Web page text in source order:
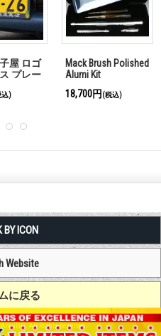
屋 ロゴ
プレー
込)
Mack Brush Polished
Alumi Kit
18,700円 (税込)
BY ICON
Website
に戻る
INC. All Rights Reserved.